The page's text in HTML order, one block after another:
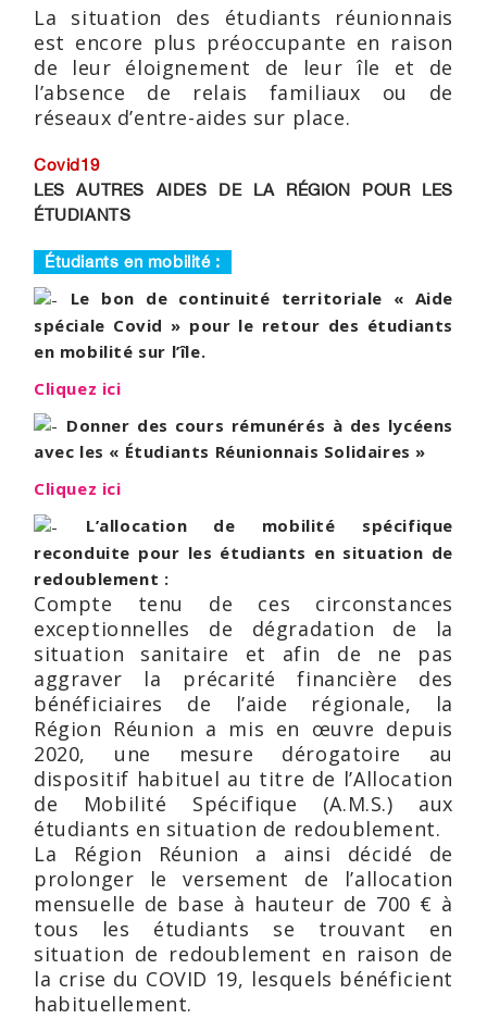
La situation des étudiants réunionnais
est encore plus préoccupante en raison
de leur éloignement de leur île et de
l’absence de relais familiaux ou de
réseaux d’entre-aides sur place.
Covid19
LES AUTRES AIDES DE LA RÉGION POUR LES
ÉTUDIANTS
Étudiants en mobilité :
Le bon de continuité territoriale « Aide
spéciale Covid » pour le retour des étudiants
en mobilité sur l’île.
Cliquez ici
Donner des cours rémunérés à des lycéens
avec les « Étudiants Réunionnais Solidaires »
Cliquez ici
L’allocation de mobilité spécifique
reconduite pour les étudiants en situation de
redoublement :
Compte tenu de ces circonstances
exceptionnelles de dégradation de la
situation sanitaire et afin de ne pas
aggraver la précarité financière des
bénéficiaires de l’aide régionale, la
Région Réunion a mis en œuvre depuis
2020, une mesure dérogatoire au
dispositif habituel au titre de l’Allocation
de Mobilité Spécifique (A.M.S.) aux
étudiants en situation de redoublement.
La Région Réunion a ainsi décidé de
prolonger le versement de l’allocation
mensuelle de base à hauteur de 700 € à
tous les étudiants se trouvant en
situation de redoublement en raison de
la crise du COVID 19, lesquels bénéficient
habituellement.